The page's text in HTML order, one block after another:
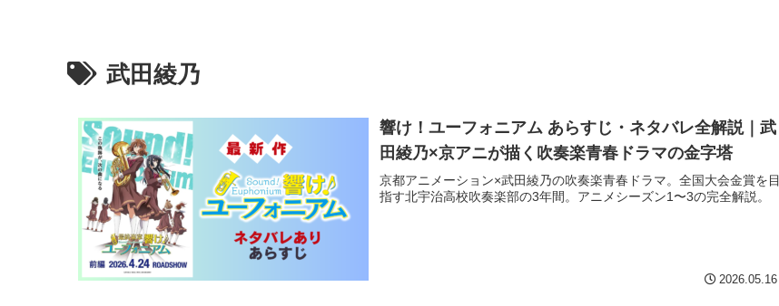
武田綾乃
響け！ユーフォニアム あらすじ・ネタバレ全解説｜武
田綾乃×京アニが描く吹奏楽青春ドラマの金字塔
京都アニメーション×武田綾乃の吹奏楽青春ドラマ。全国大会金賞を目
指す北宇治高校吹奏楽部の3年間。アニメシーズン1〜3の完全解説。
2026.05.16